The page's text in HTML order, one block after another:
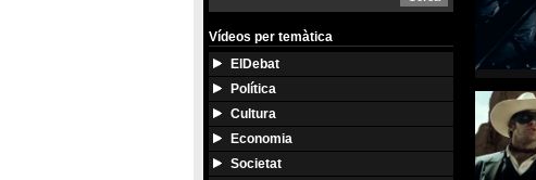
Vídeos per temàtica
ElDebat
Política
Cultura
Economia
Societat